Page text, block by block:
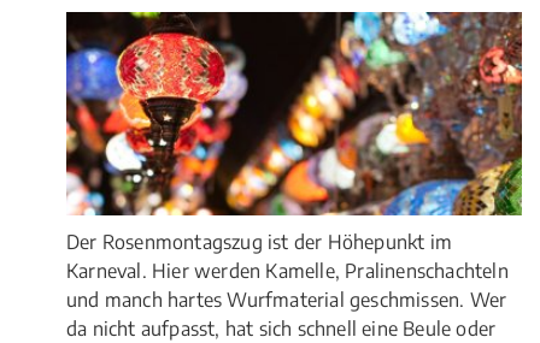
Der Rosenmontagszug ist der Höhepunkt im
Karneval. Hier werden Kamelle, Pralinenschachteln
und manch hartes Wurfmaterial geschmissen. Wer
da nicht aufpasst, hat sich schnell eine Beule oder